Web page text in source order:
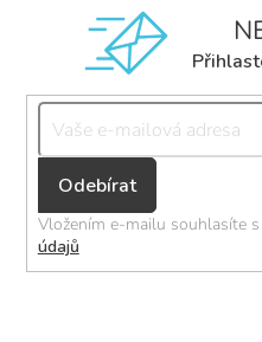
Přihlásit
se
Vložením e-mailu souhlasíte s
údajů